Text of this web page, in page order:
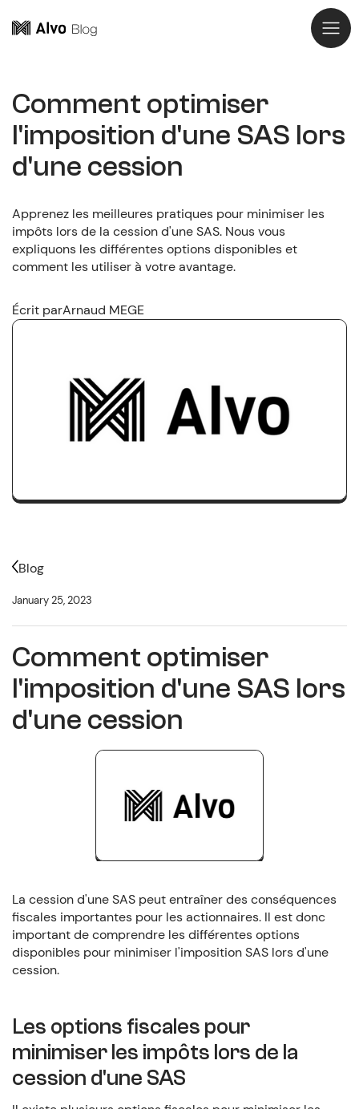
Comment optimiser
l'imposition d'une SAS lors
d'une cession
Apprenez les meilleures pratiques pour minimiser les
impôts lors de la cession d'une SAS. Nous vous
expliquons les différentes options disponibles et
comment les utiliser à votre avantage.
Écrit parArnaud MEGE
Blog
January 25, 2023
Comment optimiser
l'imposition d'une SAS lors
d'une cession
La cession d'une SAS peut entraîner des conséquences
fiscales importantes pour les actionnaires. Il est donc
important de comprendre les différentes options
disponibles pour minimiser l'imposition SAS lors d'une
cession.
Les options fiscales pour
minimiser les impôts lors de la
cession d'une SAS